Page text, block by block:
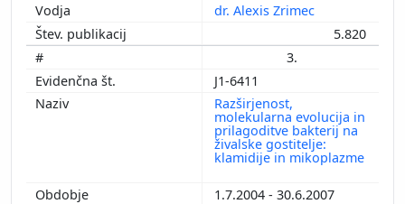
dr. Alexis Zrimec
5.820
3.
J1-6411
Razširjenost,
molekularna evolucija in
prilagoditve bakterij na
živalske gostitelje:
klamidije in mikoplazme
1.7.2004 - 30.6.2007